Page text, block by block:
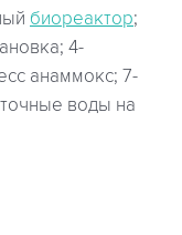
биореактор;
4-
анаммокс; 7-
воды на